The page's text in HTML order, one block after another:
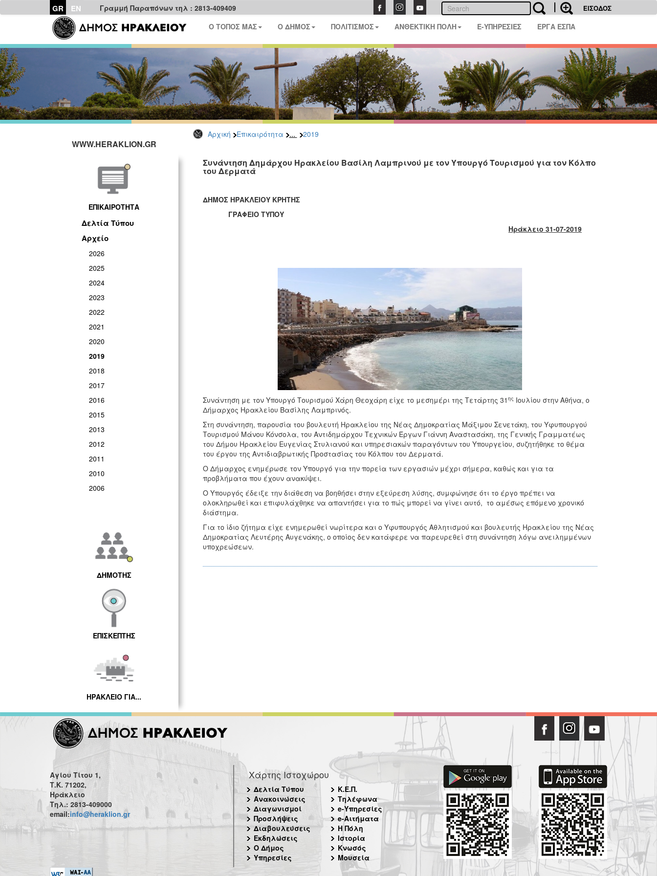
GR EN Γραμμή Παραπόνων τηλ : 2813-409409 ΕΙΣΟΔΟΣ
Ο ΤΟΠΟΣ ΜΑΣ Ο ΔΗΜΟΣ ΠΟΛΙΤΙΣΜΟΣ ΑΝΘΕΚΤΙΚΗ ΠΟΛΗ E-ΥΠΗΡΕΣΙΕΣ ΕΡΓΑ ΕΣΠΑ
Αρχική Επικαιρότητα ... 2019
WWW.HERAKLION.GR
ΕΠΙΚΑΙΡΟΤΗΤΑ
Δελτία Τύπου
Αρχείο
2026
2025
2024
2023
2022
2021
2020
2019
2018
2017
2016
2015
2013
2012
2011
2010
2006
ΔΗΜΟΤΗΣ
ΕΠΙΣΚΕΠΤΗΣ
ΗΡΑΚΛΕΙΟ ΓΙΑ...
Συνάντηση Δημάρχου Ηρακλείου Βασίλη Λαμπρινού με τον Υπουργό Τουρισμού για τον Κόλπο
του Δερματά
ΔΗΜΟΣ ΗΡΑΚΛΕΙΟΥ ΚΡΗΤΗΣ
ΓΡΑΦΕΙΟ ΤΥΠΟΥ
Ηράκλειο 31-07-2019
Συνάντηση με τον Υπουργό Τουρισμού Χάρη Θεοχάρη είχε το μεσημέρι της Τετάρτης 31 ης Ιουλίου στην Αθήνα, ο
Δήμαρχος Ηρακλείου Βασίλης Λαμπρινός.
Στη συνάντηση, παρουσία του βουλευτή Ηρακλείου της Νέας Δημοκρατίας Μάξιμου Σενετάκη, του Υφυπουργού
Τουρισμού Μάνου Κόνσολα, του Αντιδημάρχου Τεχνικών Έργων Γιάννη Αναστασάκη, της Γενικής Γραμματέως
του Δήμου Ηρακλείου Ευγενίας Στυλιανού και υπηρεσιακών παραγόντων του Υπουργείου, συζητήθηκε το θέμα
του έργου της Αντιδιαβρωτικής Προστασίας του Κόλπου του Δερματά.
Ο Δήμαρχος ενημέρωσε τον Υπουργό για την πορεία των εργασιών μέχρι σήμερα, καθώς και για τα
προβλήματα που έχουν ανακύψει.
Ο Υπουργός έδειξε την διάθεση να βοηθήσει στην εξεύρεση λύσης, συμφώνησε ότι το έργο πρέπει να
ολοκληρωθεί και επιφυλάχθηκε να απαντήσει για το πώς μπορεί να γίνει αυτό, το αμέσως επόμενο χρονικό
διάστημα.
Για το ίδιο ζήτημα είχε ενημερωθεί νωρίτερα και ο Υφυπουργός Αθλητισμού και βουλευτής Ηρακλείου της Νέας
Δημοκρατίας Λευτέρης Αυγενάκης, ο οποίος δεν κατάφερε να παρευρεθεί στη συνάντηση λόγω ανειλημμένων
υποχρεώσεων.
Αγίου Τίτου 1,
Τ.Κ. 71202,
Ηράκλειο
Τηλ.: 2813-409000
email:info@heraklion.gr
Χάρτης Ιστοχώρου
Δελτία Τύπου
Ανακοινώσεις
Διαγωνισμοί
Προσλήψεις
Διαβουλεύσεις
Εκδηλώσεις
Ο Δήμος
Υπηρεσίες
Κ.Ε.Π.
Τηλέφωνα
e-Υπηρεσίες
e-Αιτήματα
Η Πόλη
Ιστορία
Κνωσός
Μουσεία